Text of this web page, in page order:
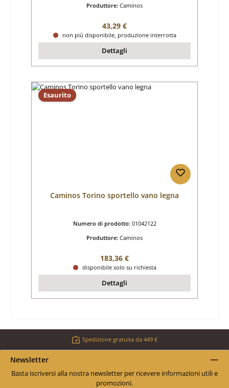
Produttore: Caminos
Prezzo normale:
43,29 €
non più disponibile, produzione interrotta
Dettagli
Esaurito
Caminos Torino sportello vano legna
Numero di prodotto: 01042122
Produttore: Caminos
Prezzo normale:
183,36 €
disponibile solo su richiesta
Dettagli
Spedizione gratuita da 449 €
Newsletter
Basta iscriversi alla nostra newsletter per ricevere informazioni utili e
promozioni.